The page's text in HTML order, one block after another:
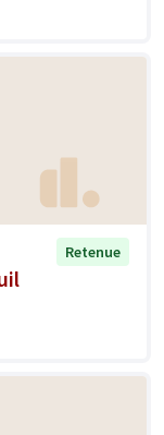
Retenue